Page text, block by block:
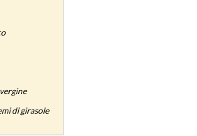
di girasole